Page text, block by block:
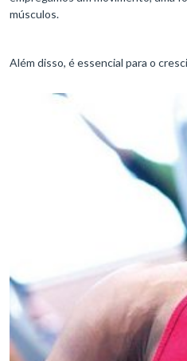
músculos.
Além disso, é essencial para o